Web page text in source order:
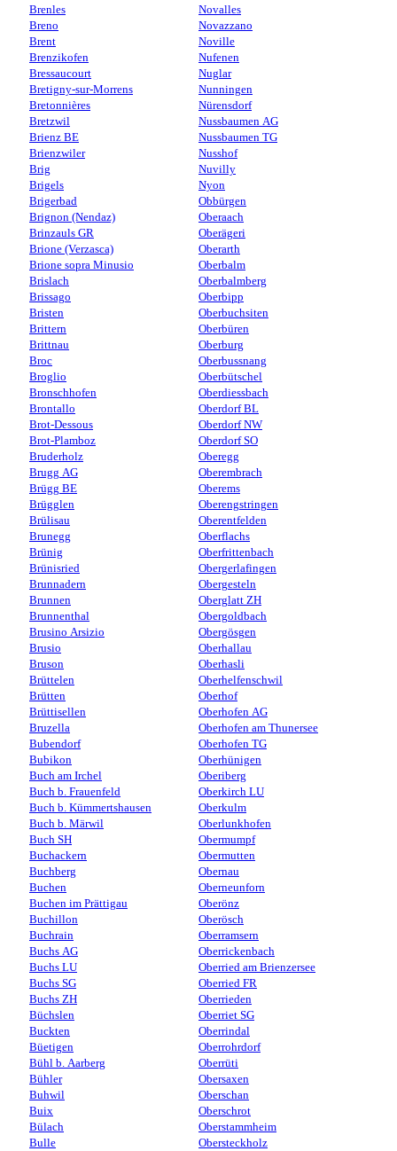
Brenles
Breno
Brent
Brenzikofen
Bressaucourt
Bretigny-sur-Morrens
Bretonnières
Bretzwil
Brienz BE
Brienzwiler
Brig
Brigels
Brigerbad
Brignon (Nendaz)
Brinzauls GR
Brione (Verzasca)
Brione sopra Minusio
Brislach
Brissago
Bristen
Brittern
Brittnau
Broc
Broglio
Bronschhofen
Brontallo
Brot-Dessous
Brot-Plamboz
Bruderholz
Brugg AG
Brügg BE
Brügglen
Brülisau
Brunegg
Brünig
Brünisried
Brunnadern
Brunnen
Brunnenthal
Brusino Arsizio
Brusio
Bruson
Brüttelen
Brütten
Brüttisellen
Bruzella
Bubendorf
Bubikon
Buch am Irchel
Buch b. Frauenfeld
Buch b. Kümmertshausen
Buch b. Märwil
Buch SH
Buchackern
Buchberg
Buchen
Buchen im Prättigau
Buchillon
Buchrain
Buchs AG
Buchs LU
Buchs SG
Buchs ZH
Büchslen
Buckten
Büetigen
Bühl b. Aarberg
Bühler
Buhwil
Buix
Bülach
Bulle
Novalles
Novazzano
Noville
Nufenen
Nuglar
Nunningen
Nürensdorf
Nussbaumen AG
Nussbaumen TG
Nusshof
Nuvilly
Nyon
Obbürgen
Oberaach
Oberägeri
Oberarth
Oberbalm
Oberbalmberg
Oberbipp
Oberbuchsiten
Oberbüren
Oberburg
Oberbussnang
Oberbütschel
Oberdiessbach
Oberdorf BL
Oberdorf NW
Oberdorf SO
Oberegg
Oberembrach
Oberems
Oberengstringen
Oberentfelden
Oberflachs
Oberfrittenbach
Obergerlafingen
Obergesteln
Oberglatt ZH
Obergoldbach
Obergösgen
Oberhallau
Oberhasli
Oberhelfenschwil
Oberhof
Oberhofen AG
Oberhofen am Thunersee
Oberhofen TG
Oberhünigen
Oberiberg
Oberkirch LU
Oberkulm
Oberlunkhofen
Obermumpf
Obermutten
Obernau
Oberneunforn
Oberönz
Oberösch
Oberramsern
Oberrickenbach
Oberried am Brienzersee
Oberried FR
Oberrieden
Oberriet SG
Oberrindal
Oberrohrdorf
Oberrüti
Obersaxen
Oberschan
Oberschrot
Oberstammheim
Obersteckholz